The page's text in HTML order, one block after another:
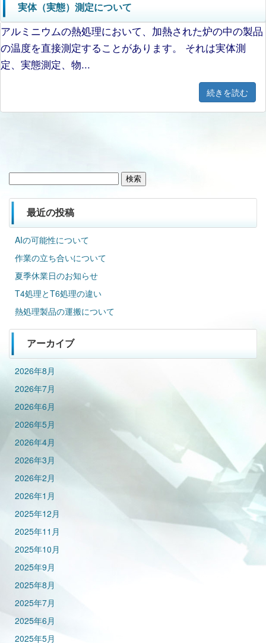
実体（実態）測定について
アルミニウムの熱処理において、加熱された炉の中の製品
の温度を直接測定することがあります。 それは実体測
定、実態測定、物...
続きを読む
最近の投稿
AIの可能性について
作業の立ち合いについて
夏季休業日のお知らせ
T4処理とT6処理の違い
熱処理製品の運搬について
アーカイブ
2026年8月
2026年7月
2026年6月
2026年5月
2026年4月
2026年3月
2026年2月
2026年1月
2025年12月
2025年11月
2025年10月
2025年9月
2025年8月
2025年7月
2025年6月
2025年5月